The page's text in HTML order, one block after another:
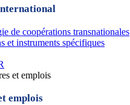
de coopérations transnationales
et instruments spécifiques
et emplois
emplois